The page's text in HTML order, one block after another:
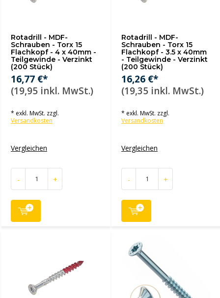
Rotadrill - MDF-
Schrauben - Torx 15
Flachkopf - 4 x 40mm -
Teilgewinde - Verzinkt
(200 Stück)
16,77 €*
(19,95 inkl. MwSt.)
* exkl. MwSt. zzgl.
Versandkosten
Vergleichen
- +
Rotadrill - MDF-
Schrauben - Torx 15
Flachkopf - 3.5 x 40mm
- Teilgewinde - Verzinkt
(200 Stück)
16,26 €*
(19,35 inkl. MwSt.)
* exkl. MwSt. zzgl.
Versandkosten
Vergleichen
- +